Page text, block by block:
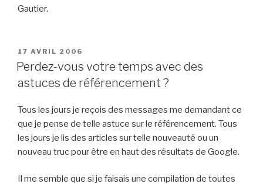
Gautier.
PUBLIÉ
LE
17 AVRIL 2006
Perdez-vous votre temps avec des
astuces de référencement ?
Tous les jours je reçois des messages me demandant ce
que je pense de telle astuce sur le référencement. Tous
les jours je lis des articles sur telle nouveauté ou un
nouveau truc pour être en haut des résultats de Google.
Il me semble que si je faisais une compilation de toutes